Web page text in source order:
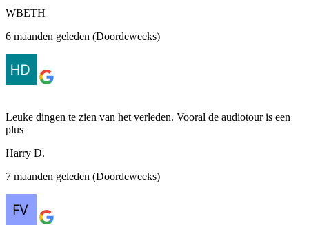
WBETH
6 maanden geleden (Doordeweeks)
Leuke dingen te zien van het verleden. Vooral de audiotour is een
plus
Harry D.
7 maanden geleden (Doordeweeks)